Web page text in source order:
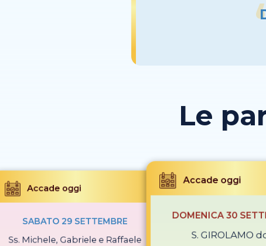
Le
Accade oggi
SABATO 29 SETTEMBRE
Ss. Michele, Gabriele e Raffaele
Accade oggi
DOMENICA 30
S. GIROLAMO